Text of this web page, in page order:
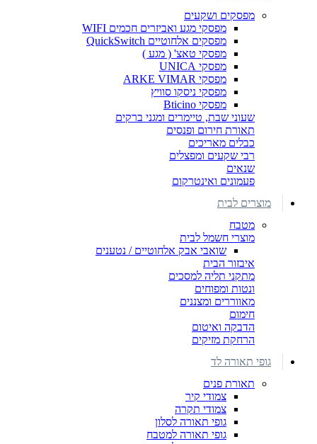
מפסקים ושקעים
מפסקי מגע ואביזרים חכמים WIFI
מפסקים אלחוטיים QuickSwitch
מפסקי טאצ' ( מגע )
מפסקי UNICA
מפסקי ARKE VIMAR
מפסקי ניסקו סוויץ
מפסקי Bticino
שעוני שבת, טיימרים ומגני ברקים
תאורת חירום ופנסים
כבלים מאריכים
רבי שקעים ומפצלים
שנאים
פעמונים ואינטרקום
מוצרים לבית
מטבח
מוצרי חשמל לבית
שואבי אבק אלחוטיים / נטענים
איבזור הבית
מתקני תליה למסכים
ונטות ומפוחים
מאווררים ומצננים
חימום
הדבקה ואיטום
הרחקת מזיקים
גופי תאורה לד
תאורת פנים
צמודי קיר
צמודי תקרה
גופי תאורה לסלון
גופי תאורה למטבח